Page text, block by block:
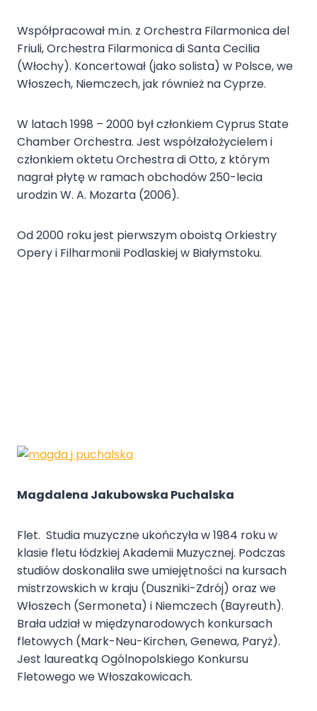
Współpracował m.in. z Orchestra Filarmonica del
Friuli, Orchestra Filarmonica di Santa Cecilia
(Włochy). Koncertował (jako solista) w Polsce, we
Włoszech, Niemczech, jak również na Cyprze.
W latach 1998 – 2000 był członkiem Cyprus State
Chamber Orchestra. Jest współzałożycielem i
członkiem oktetu Orchestra di Otto, z którym
nagrał płytę w ramach obchodów 250-lecia
urodzin W. A. Mozarta (2006).
Od 2000 roku jest pierwszym oboistą Orkiestry
Opery i Filharmonii Podlaskiej w Białymstoku.
Magdalena Jakubowska Puchalska
Flet. Studia muzyczne ukończyła w 1984 roku w
klasie fletu łódzkiej Akademii Muzycznej. Podczas
studiów doskonaliła swe umiejętności na kursach
mistrzowskich w kraju (Duszniki-Zdrój) oraz we
Włoszech (Sermoneta) i Niemczech (Bayreuth).
Brała udział w międzynarodowych konkursach
fletowych (Mark-Neu-Kirchen, Genewa, Paryż).
Jest laureatką Ogólnopolskiego Konkursu
Fletowego we Włoszakowicach.